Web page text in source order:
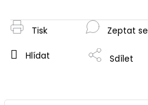
Tisk Zeptat se
Hlídat Sdílet